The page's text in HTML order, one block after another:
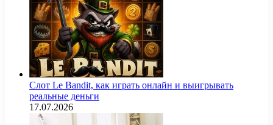
Слот Le Bandit, как играть онлайн и выигрывать
реальные деньги
17.07.2026